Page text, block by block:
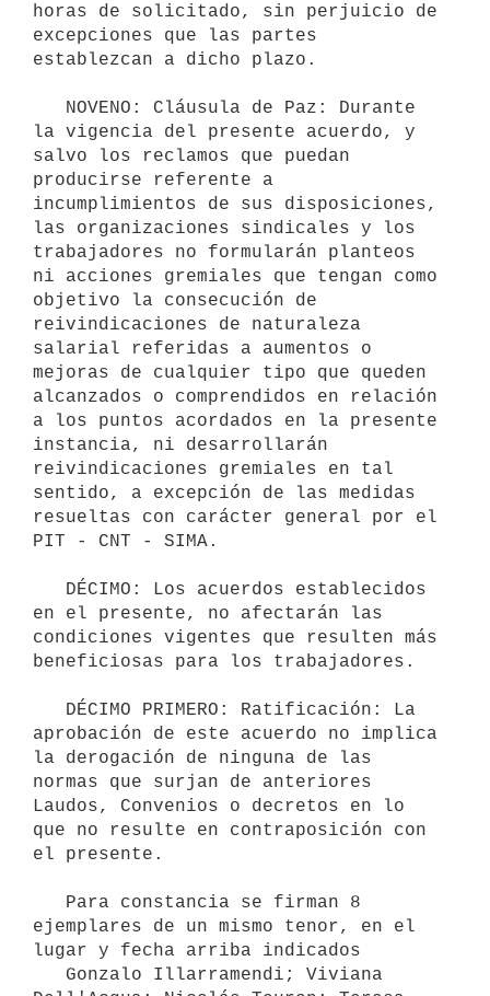
horas de solicitado, sin perjuicio de
excepciones que las partes
establezcan a dicho plazo.
la vigencia del presente acuerdo, y
salvo los reclamos que puedan
producirse referente a
incumplimientos de sus disposiciones,
las organizaciones sindicales y los
trabajadores no formularán planteos
ni acciones gremiales que tengan como
objetivo la consecución de
reivindicaciones de naturaleza
salarial referidas a aumentos o
mejoras de cualquier tipo que queden
alcanzados o comprendidos en relación
a los puntos acordados en la presente
instancia, ni desarrollarán
reivindicaciones gremiales en tal
sentido, a excepción de las medidas
resueltas con carácter general por el
PIT - CNT - SIMA.
en el presente, no afectarán las
condiciones vigentes que resulten más
beneficiosas para los trabajadores.
aprobación de este acuerdo no implica
la derogación de ninguna de las
normas que surjan de anteriores
Laudos, Convenios o decretos en lo
que no resulte en contraposición con
el presente.
ejemplares de un mismo tenor, en el
lugar y fecha arriba indicados